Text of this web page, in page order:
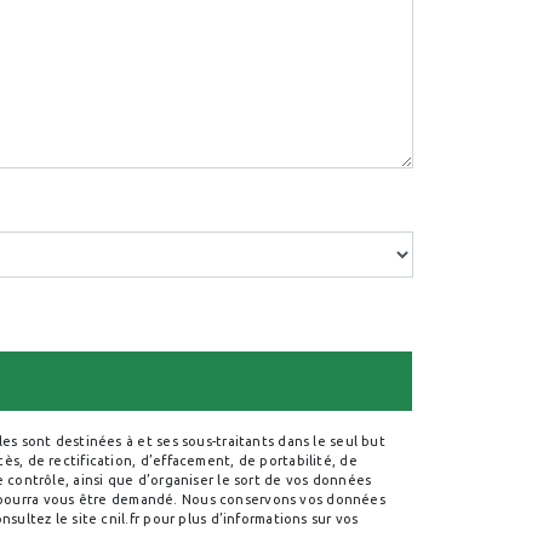
sont destinées à et ses sous-traitants dans le seul but
de rectification, d’effacement, de portabilité, de
ainsi que d’organiser le sort de vos données
vous être demandé. Nous conservons vos données
le site cnil.fr pour plus d’informations sur vos